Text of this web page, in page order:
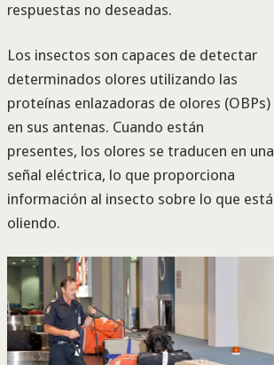
respuestas no deseadas.
Los insectos son capaces de detectar
determinados olores utilizando las
proteínas enlazadoras de olores (OBPs)
en sus antenas. Cuando están
presentes, los olores se traducen en una
señal eléctrica, lo que proporciona
información al insecto sobre lo que está
oliendo.